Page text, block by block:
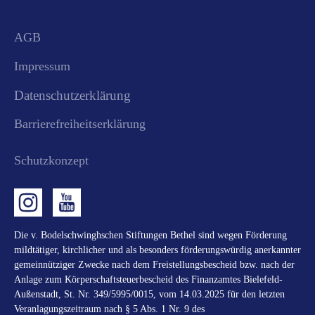
AGB
Impressum
Datenschutzerklärung
Barrierefreiheitserklärung
Schutzkonzept
Die v. Bodelschwinghschen Stiftungen Bethel sind wegen Förderung
mildtätiger, kirchlicher und als besonders förderungswürdig anerkannter
gemeinnütziger Zwecke nach dem Freistellungsbescheid bzw. nach der
Anlage zum Körperschaftsteuerbescheid des Finanzamtes Bielefeld-
Außenstadt, St. Nr. 349/5995/0015, vom 14.03.2025 für den letzten
Veranlagungszeitraum nach § 5 Abs. 1 Nr. 9 des